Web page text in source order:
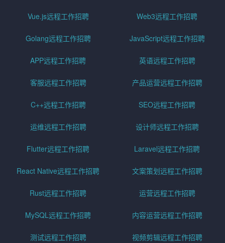
Vue.js远程工作招聘 Web3远程工作招聘
Golang远程工作招聘 JavaScript远程工作招聘
APP远程工作招聘 英语远程工作招聘
客服远程工作招聘 产品运营远程工作招聘
C++远程工作招聘 SEO远程工作招聘
运维远程工作招聘 设计师远程工作招聘
Flutter远程工作招聘 Laravel远程工作招聘
React Native远程工作招聘 文案策划远程工作招聘
Rust远程工作招聘 运营远程工作招聘
MySQL远程工作招聘 内容运营远程工作招聘
测试远程工作招聘 视频剪辑远程工作招聘